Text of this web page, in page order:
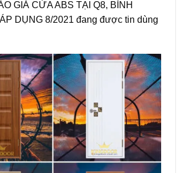
GIÁ CỬA ABS TẠI Q8, BÌNH
DỤNG 8/2021 đang được tin dùng